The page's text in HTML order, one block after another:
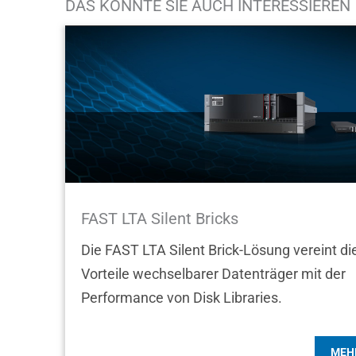
DAS KÖNNTE SIE AUCH INTERESSIEREN
FAST LTA Silent Bricks
Die FAST LTA Silent Brick-Lösung vereint
Vorteile wechselbarer Datenträger mit der
Performance von Disk Libraries.